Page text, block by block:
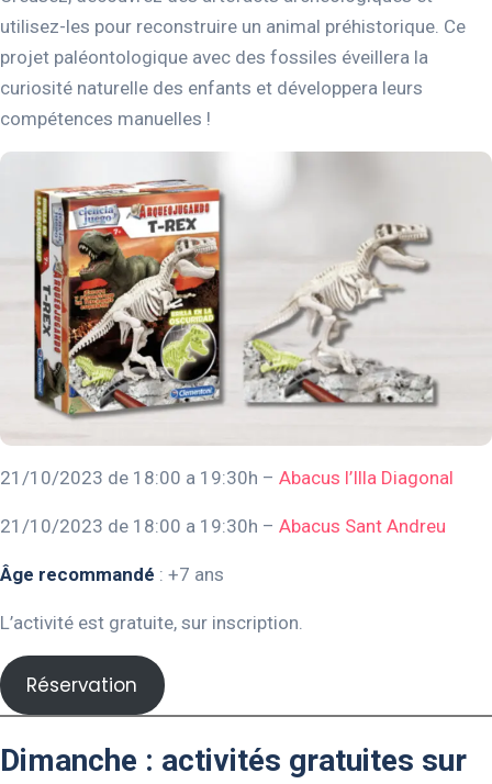
utilisez-les pour reconstruire un animal préhistorique. Ce
projet paléontologique avec des fossiles éveillera la
curiosité naturelle des enfants et développera leurs
compétences manuelles !
21/10/2023 de 18:00 a 19:30h – Abacus l’Illa Diagonal
21/10/2023 de 18:00 a 19:30h – Abacus Sant Andreu
Âge recommandé : +7 ans
L’activité est gratuite, sur inscription.
Réservation
Dimanche : activités gratuites sur